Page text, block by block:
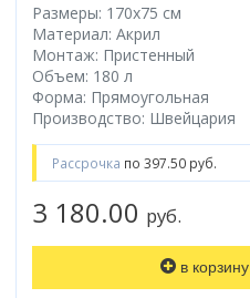
Размеры: 170x75 cм
Материал: Акрил
Монтаж: Пристенный
Объем: 180 л
Форма: Прямоугольная
Производство: Швейцария
Рассрочка по 397.50 руб.
3 180.00 руб.
в корзину